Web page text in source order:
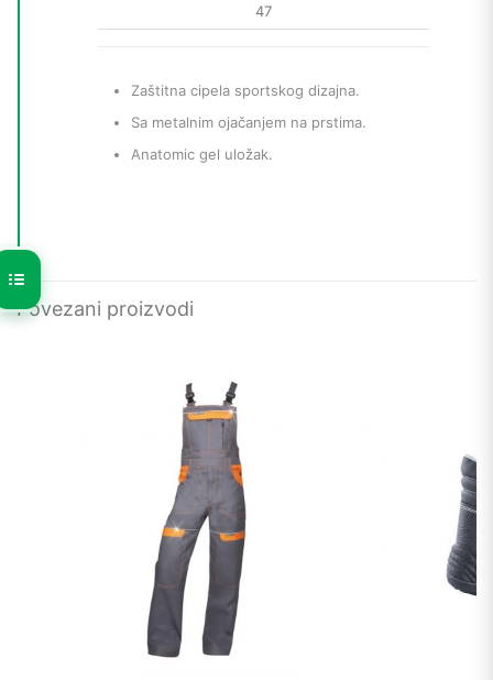
47
Zaštitna cipela sportskog dizajna.
Sa metalnim ojačanjem na prstima.
Anatomic gel uložak.
Povezani proizvodi